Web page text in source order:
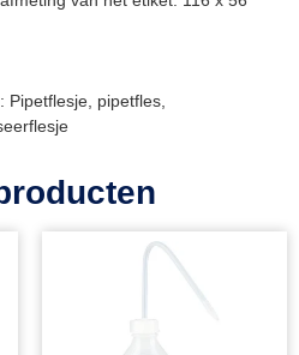
Pipetflesje, pipetfles,